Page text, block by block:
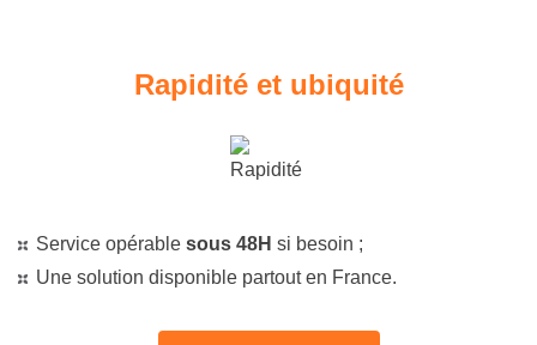
Rapidité et ubiquité
Service opérable sous 48H si besoin ;
Une solution disponible partout en France.